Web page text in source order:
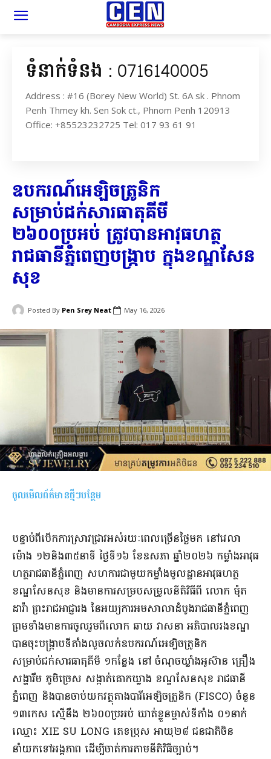
ទំនាក់ទំនង : 0716140005
Address : #16 (Borey New World) St. 6A sk . Phnom
Penh Thmey kh. Sen Sok ct., Phnom Penh 120913
Office: +85523232725 Tel: 017 93 61 91
ឧបករណ៍អេឡិចត្រូនិក
សម្រាប់ជក់សារធាតុគីមី
២៦០០ប្រអប់ ត្រូវបានអាវុធហត្ថ
រាជធានីភ្នំពេញបង្ក្រាប ក្នុងខណ្ឌសែន
សុខ
Posted By Pen Srey Neat May 16, 2026
ចូលមើលព័ត៌មានថ្មីៗបន្ថែម
បន្ទាប់ពីបើកការស្រាវជ្រាវអស់រយៈពេលច្រើនថ្ងៃមក នៅវេលា
ម៉ោង ១២និង៣៥នាទី ថ្ងៃទី១៦ ខែឧសភា ឆ្នាំ២០២៦ កម្លាំងអាវុធ
ហត្ថរាជធានីភ្នំពេញ សហការជាមួយកម្លាំងមូលដ្ឋានអាវុធហត្ថ
ខណ្ឌសែនសុខ និងមានការសម្របសម្រួលនីតិវិធីពី លោក ម៉ុត
ដារ៉ា ព្រះរាជអាជ្ញារង នៃអយ្យការអមសាលាដំបូងរាជធានីភ្នំពេញ
ព្រមទាំងមានការចូលរួមពីលោក ឆាយ វាសនា អភិបាលរងខណ្ឌ
បានចុះបង្ក្រាបទីតាំងលួចលក់ឧបករណ៍អេឡិចត្រូនិក
សម្រាប់ជក់សារធាតុគីមី ១កន្លែង នៅ ចំណុចឃ្លាំងអូស៊ាន គ្រឿង
សង្ហារឹម ភូមិច្រេស សង្កាត់គោកឃ្លាង ខណ្ឌសែនសុខ រាជធានី
ភ្នំពេញ និងបានចាប់យកវត្ថុតាងបារីអេឡិចត្រូនិក (FISCO) ចំនួន
១៣កេស ស្មើនឹង ២៦០០ប្រអប់ ឃាត់ខ្លួនម្ចាស់ទីតាំង ០១នាក់
ឈ្មោះ XIE SU LONG ភេទប្រុស អាយុ២៨ ជនជាតិចិន
នាំយកទៅអង្គភាព ដើម្បីចាត់ការតាមនីតិវិធីច្បាប់។